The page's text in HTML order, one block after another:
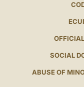
SOCIAL
ABUSE OF